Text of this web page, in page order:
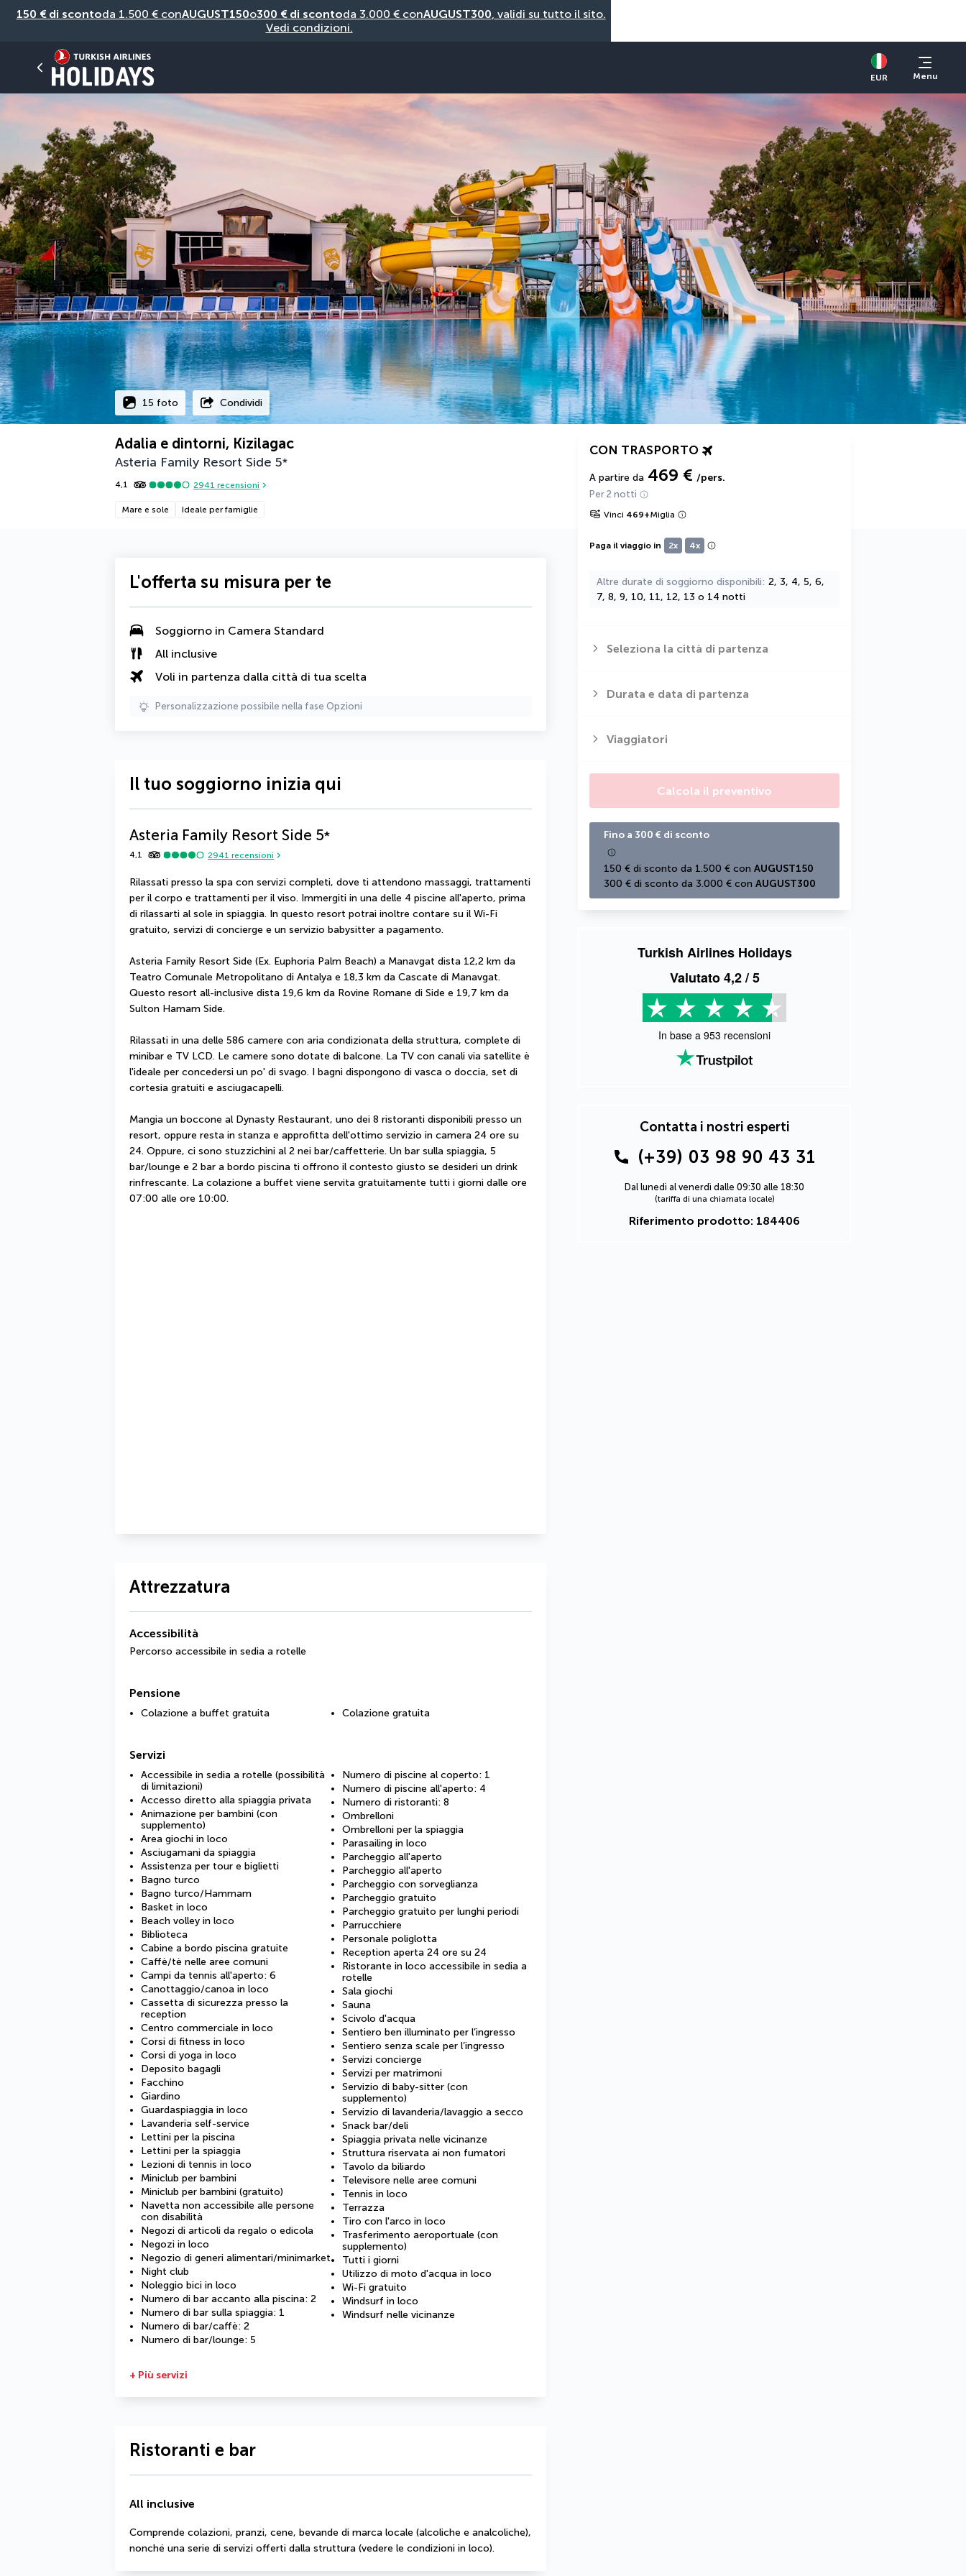
150 € di scontoda 1.500 € conAUGUST150o300 € di scontoda 3.000 € conAUGUST300, validi su tutto il sito.
Vedi condizioni.
EUR Menu
15 foto Condividi
Adalia e dintorni, Kizilagac
Asteria Family Resort Side 5*
4,1 2941 recensioni
Mare e sole Ideale per famiglie
CON TRASPORTO
A partire da 469 € /pers.
Per 2 notti
Vinci 469+Miglia
Paga il viaggio in 2x 4x
Altre durate di soggiorno disponibili 2, 3, 4, 5, 6,
7, 8, 9, 10, 11, 12, 13 o 14 notti
Seleziona la città di partenza
Durata e data di partenza
Viaggiatori
Calcola il preventivo
Fino a 300 € di sconto
150 € di sconto da 1.500 € con AUGUST150
300 € di sconto da 3.000 € con AUGUST300
Turkish Airlines Holidays
Valutato4,2/ 5
In base a 953 recensioni
Contatta i nostri esperti
(+39) 03 98 90 43 31
Dal lunedì al venerdì dalle 09:30 alle 18:30
(tariffa di una chiamata locale)
Riferimento prodotto: 184406
L'offerta su misura per te
Soggiorno in Camera Standard
All inclusive
Voli in partenza dalla città di tua scelta
Personalizzazione possibile nella fase Opzioni
Il tuo soggiorno inizia qui
Asteria Family Resort Side 5*
4,1 2941 recensioni
Rilassati presso la spa con servizi completi, dove ti attendono massaggi, trattamenti
per il corpo e trattamenti per il viso. Immergiti in una delle 4 piscine all'aperto, prima
di rilassarti al sole in spiaggia. In questo resort potrai inoltre contare su il Wi-Fi
gratuito, servizi di concierge e un servizio babysitter a pagamento.
Asteria Family Resort Side (Ex. Euphoria Palm Beach) a Manavgat dista 12,2 km da
Teatro Comunale Metropolitano di Antalya e 18,3 km da Cascate di Manavgat.
Questo resort all-inclusive dista 19,6 km da Rovine Romane di Side e 19,7 km da
Sulton Hamam Side.
Rilassati in una delle 586 camere con aria condizionata della struttura, complete di
minibar e TV LCD. Le camere sono dotate di balcone. La TV con canali via satellite è
l'ideale per concedersi un po' di svago. I bagni dispongono di vasca o doccia, set di
cortesia gratuiti e asciugacapelli.
Mangia un boccone al Dynasty Restaurant, uno dei 8 ristoranti disponibili presso un
resort, oppure resta in stanza e approfitta dell'ottimo servizio in camera 24 ore su
24. Oppure, ci sono stuzzichini al 2 nei bar/caffetterie. Un bar sulla spiaggia, 5
bar/lounge e 2 bar a bordo piscina ti offrono il contesto giusto se desideri un drink
rinfrescante. La colazione a buffet viene servita gratuitamente tutti i giorni dalle ore
07:00 alle ore 10:00.
Attrezzatura
Accessibilità
Percorso accessibile in sedia a rotelle
Pensione
Colazione a buffet gratuita Colazione gratuita
Servizi
Accessibile in sedia a rotelle (possibilità
di limitazioni)
Accesso diretto alla spiaggia privata
Animazione per bambini (con
supplemento)
Area giochi in loco
Asciugamani da spiaggia
Assistenza per tour e biglietti
Bagno turco
Bagno turco/Hammam
Basket in loco
Beach volley in loco
Biblioteca
Cabine a bordo piscina gratuite
Caffè/tè nelle aree comuni
Campi da tennis all'aperto: 6
Canottaggio/canoa in loco
Cassetta di sicurezza presso la
reception
Centro commerciale in loco
Corsi di fitness in loco
Corsi di yoga in loco
Deposito bagagli
Facchino
Giardino
Guardaspiaggia in loco
Lavanderia self-service
Lettini per la piscina
Lettini per la spiaggia
Lezioni di tennis in loco
Miniclub per bambini
Miniclub per bambini (gratuito)
Navetta non accessibile alle persone
con disabilità
Negozi di articoli da regalo o edicola
Negozi in loco
Negozio di generi alimentari/minimarket
Night club
Noleggio bici in loco
Numero di bar accanto alla piscina: 2
Numero di bar sulla spiaggia: 1
Numero di bar/caffè: 2
Numero di bar/lounge: 5
Numero di piscine al coperto: 1
Numero di piscine all'aperto: 4
Numero di ristoranti: 8
Ombrelloni
Ombrelloni per la spiaggia
Parasailing in loco
Parcheggio all'aperto
Parcheggio all'aperto
Parcheggio con sorveglianza
Parcheggio gratuito
Parcheggio gratuito per lunghi periodi
Parrucchiere
Personale poliglotta
Reception aperta 24 ore su 24
Ristorante in loco accessibile in sedia a
rotelle
Sala giochi
Sauna
Scivolo d'acqua
Sentiero ben illuminato per l’ingresso
Sentiero senza scale per l’ingresso
Servizi concierge
Servizi per matrimoni
Servizio di baby-sitter (con
supplemento)
Servizio di lavanderia/lavaggio a secco
Snack bar/deli
Spiaggia privata nelle vicinanze
Struttura riservata ai non fumatori
Tavolo da biliardo
Televisore nelle aree comuni
Tennis in loco
Terrazza
Tiro con l'arco in loco
Trasferimento aeroportuale (con
supplemento)
Tutti i giorni
Utilizzo di moto d'acqua in loco
Wi-Fi gratuito
Windsurf in loco
Windsurf nelle vicinanze
+ Più servizi
Ristoranti e bar
All inclusive
Comprende colazioni, pranzi, cene, bevande di marca locale (alcoliche e analcoliche),
nonché una serie di servizi offerti dalla struttura (vedere le condizioni in loco).